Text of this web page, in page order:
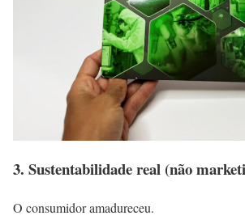
3. Sustentabilidade real (não
O consumidor amadureceu.